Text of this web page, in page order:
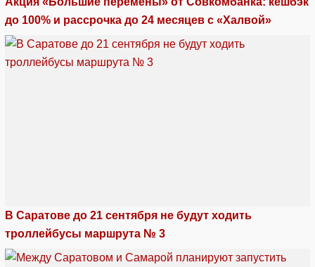
до 100% и рассрочка до 24 месяцев с «Халвой»
В Саратове до 21 сентября не будут ходить
троллейбусы маршрута № 3